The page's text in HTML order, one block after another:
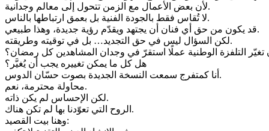
لأن بعض الأعمال مع الزمن تتحول إلى معالم وجدانية.
لا تُقاس فقط بالجودة الفنية بل بعمق ارتباطها بالناس.
قد يكون من حق أي فنان أن يجتهد ويقدّم رؤية جديدة، وهذا طبيعي.
لكن السؤال ليس في حق التجديد… بل في توقيته وطريقته.
التلفزة الوطنية عملًا استقرّ في وجدان المشاهدين كل رمضان؟
هل كل ما يمكن تغييره يجب أن يُغيَّر؟
أنا كمتفرج سمعت النسخة الجديدة بصوت حسّان الدوس.
محاولة محترمة، نعم.
لكن الإحساس لم يكن ذاته.
الروح التي تعوّدنا بها لم تكن هناك.
وهنا بيت القصيد: